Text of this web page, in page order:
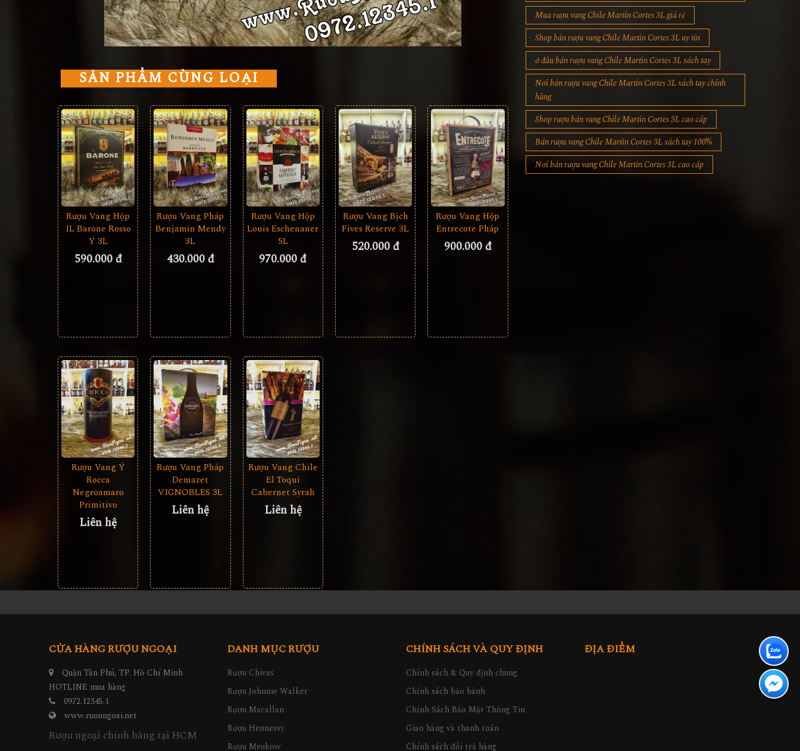
SẢN PHẨM CÙNG LOẠI
Rượu Vang Hộp
IL Barone Rosso
Ý 3L
590.000 đ
Rượu Vang Pháp
Benjamin Mendy
3L
430.000 đ
Rượu Vang Hộp
Louis Eschenaner
5L
970.000 đ
Rượu Vang Bịch
Fives Reserve 3L
520.000 đ
Rượu Vang Hộp
Entrecote Pháp
900.000 đ
Rượu Vang Ý
Rocca
Negroamaro
Primitivo
Liên hệ
Rượu Vang Pháp
Demazet
VIGNOBLES 3L
Liên hệ
Rượu Vang Chile
El Toqui
Cabernet Syrah
Liên hệ
Mua rượu vang Chile Martin Cortes 3L giá rẻ
Shop bán rượu vang Chile Martin Cortes 3L uy tín
ở đâu bán rượu vang Chile Martin Cortes 3L xách tay
Nơi bán rượu vang Chile Martin Cortes 3L xách tay chính
hãng
Shop rượu bán vang Chile Martin Cortes 3L cao cấp
Bán rượu vang Chile Martin Cortes 3L xách tay 100%
Nơi bán rượu vang Chile Martin Cortes 3L cao cấp
CỬA HÀNG RƯỢU NGOẠI
Quận Tân Phú, TP. Hồ Chí Minh
HOTLINE mua hàng
0972.12345.1
www.ruoungoai.net
Rượu ngoại chính hãng tại HCM
DANH MỤC RƯỢU
Rượu Chivas
Rượu Johnnie Walker
Rượu Macallan
Rượu Hennessy
Rượu Meukow
CHÍNH SÁCH VÀ QUY ĐỊNH
Chính sách & Quy định chung
Chính sách bảo hành
Chính Sách Bảo Mật Thông Tin
Giao hàng và thanh toán
Chính sách đổi trả hàng
ĐỊA ĐIỂM